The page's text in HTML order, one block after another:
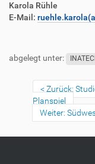
Karola Rühle
E-Mail:
ß
n
abgelegt unter:
Zurück:
Planspiel
Weiter: